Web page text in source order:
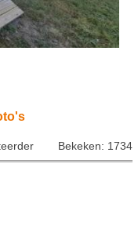
Bekeken: 1734